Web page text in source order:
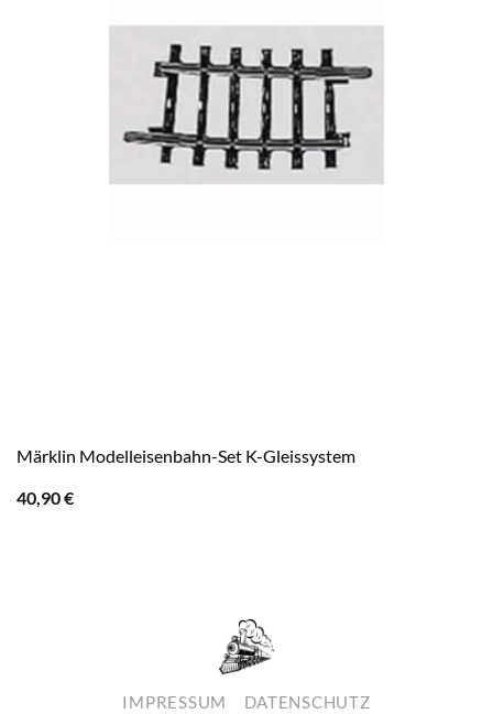
Märklin Modelleisenbahn-Set K-Gleissystem
40,90€
IMPRESSUM DATENSCHUTZ